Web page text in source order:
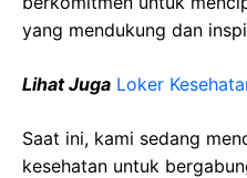
yang mendukung dan
Lihat Juga Loker
Saat ini, kami sedang
kesehatan untuk